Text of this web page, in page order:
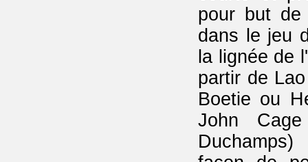
pour but de
dans le jeu
la lignée de
partir de
Boetie ou
John